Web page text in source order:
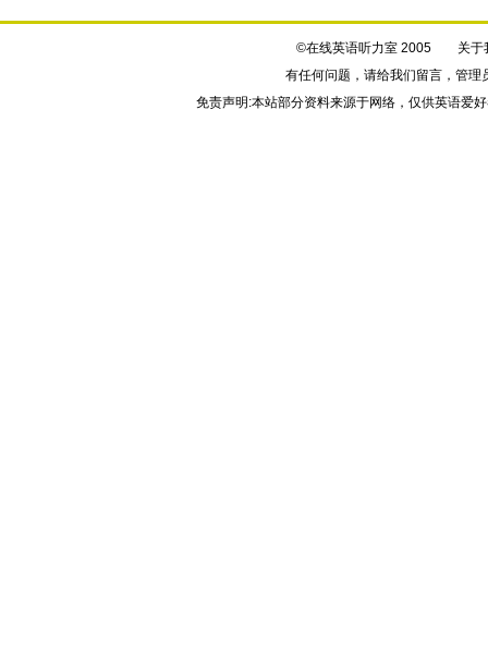
©在线英语听力室 2005 关于
有任何问题，请给我们留言，管理
免责声明:本站部分资料来源于网络，仅供英语爱